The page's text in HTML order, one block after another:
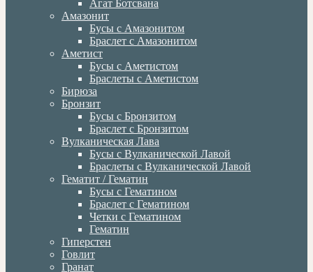
Агат Ботсвана
Амазонит
Бусы с Амазонитом
Браслет с Амазонитом
Аметист
Бусы с Аметистом
Браслеты с Аметистом
Бирюза
Бронзит
Бусы с Бронзитом
Браслет с Бронзитом
Вулканическая Лава
Бусы с Вулканической Лавой
Браслеты с Вулканической Лавой
Гематит / Гематин
Бусы с Гематином
Браслет с Гематином
Четки с Гематином
Гематин
Гиперстен
Говлит
Гранат